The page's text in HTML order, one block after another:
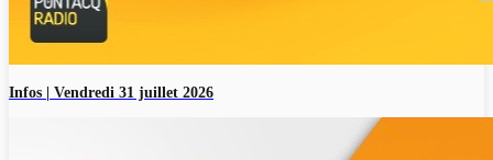
Infos | Vendredi 31 juillet 2026